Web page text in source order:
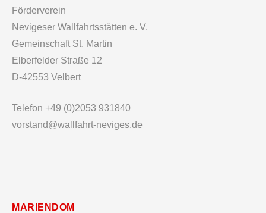
Förderverein
Nevigeser Wallfahrtsstätten e. V.
Gemeinschaft St. Martin
Elberfelder Straße 12
D-42553 Velbert
Telefon +49 (0)2053 931840
vorstand@wallfahrt-neviges.de
MARIENDOM